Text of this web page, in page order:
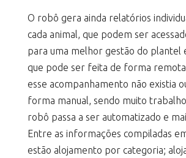
O robô gera ainda relatórios
cada animal, que podem ser
para uma melhor gestão do plantel
que pode ser feita de forma
esse acompanhamento não existia
forma manual, sendo muito
robô passa a ser automatizado e
Entre as informações compiladas
estão alojamento por categoria;